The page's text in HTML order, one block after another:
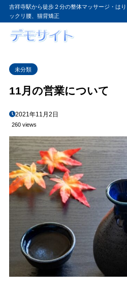
吉祥寺駅から徒歩２分の整体マッサージ・は
ックリ腰、猫背矯正
未分類
11月の営業について
2021年11月2日
260 views